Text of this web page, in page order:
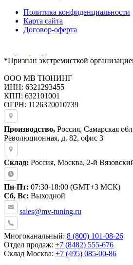
Политика конфиденциальности
Карта сайта
Договор-оферта
*Признан экстремисткой
ООО МВ ТЮНИНГ
ИНН: 6321293455
КПП: 632101001
ОГРН: 1126320010739
Производство, Россия, Самарская
Революционная, д. 82, офис 3
Склад: Россия, Москва, 2-й
Пн-Пт: 07:30-18:00 (GMT+3 МСК)
Сб, Вс: Выходной
sales@mv-tuning.ru
Многоканальный: 8 (800) 101-08-26
Отдел продаж: +7 (8482) 555-676
Склад Москва: +7 (495) 085-00-86